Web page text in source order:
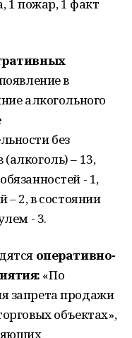
1 пожар, 1 факт
в
алкогольного
без
– 13,
- 1,
– 2, в состоянии
- 3.
оперативно-
«По
запрета продажи
объектах»,